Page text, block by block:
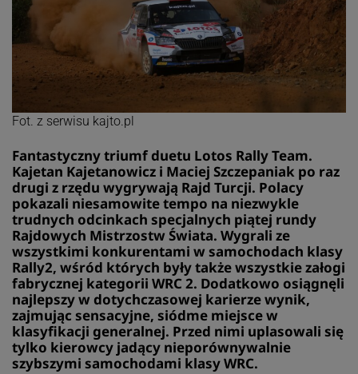
Fot. z serwisu kajto.pl
Fantastyczny triumf duetu Lotos Rally Team.
Kajetan Kajetanowicz i Maciej Szczepaniak po raz
drugi z rzędu wygrywają Rajd Turcji. Polacy
pokazali niesamowite tempo na niezwykle
trudnych odcinkach specjalnych piątej rundy
Rajdowych Mistrzostw Świata. Wygrali ze
wszystkimi konkurentami w samochodach klasy
Rally2, wśród których były także wszystkie załogi
fabrycznej kategorii WRC 2. Dodatkowo osiągnęli
najlepszy w dotychczasowej karierze wynik,
zajmując sensacyjne, siódme miejsce w
klasyfikacji generalnej. Przed nimi uplasowali się
tylko kierowcy jadący nieporównywalnie
szybszymi samochodami klasy WRC.